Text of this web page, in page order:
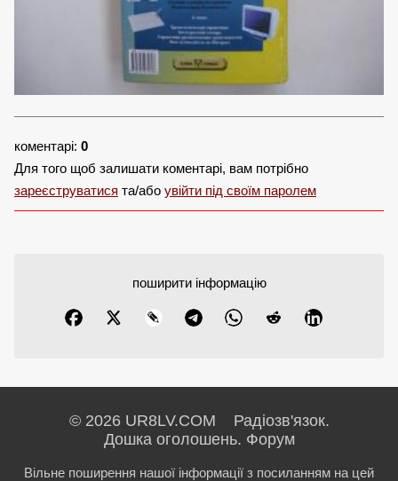
коментарі: 0
Для того щоб залишати коментарі, вам потрібно
зареєструватися та/або увійти під своїм паролем
поширити інформацію
© 2026 UR8LV.COM Радіозв'язок.
Дошка оголошень. Форум
Вільне поширення нашої інформації з посиланням на цей